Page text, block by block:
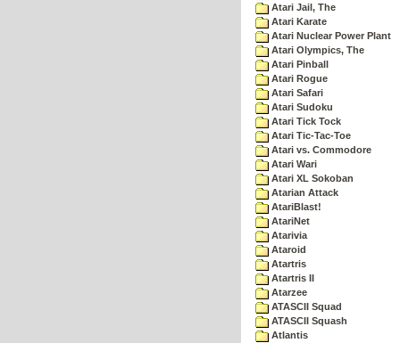
Atari Jail, The
Atari Karate
Atari Nuclear Power Plant
Atari Olympics, The
Atari Pinball
Atari Rogue
Atari Safari
Atari Sudoku
Atari Tick Tock
Atari Tic-Tac-Toe
Atari vs. Commodore
Atari Wari
Atari XL Sokoban
Atarian Attack
AtariBlast!
AtariNet
Atarivia
Ataroid
Atartris
Atartris II
Atarzee
ATASCII Squad
ATASCII Squash
Atlantis